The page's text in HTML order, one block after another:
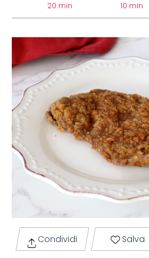
20 min
10 min
Condividi Salva